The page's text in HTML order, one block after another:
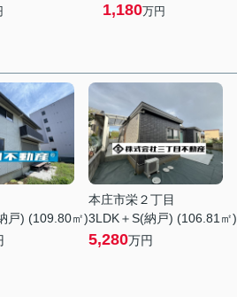
1,180万円
戸) (109.80㎡)
本庄市栄２丁目
3LDK＋S(納戸) (106.81㎡)
5,280万円